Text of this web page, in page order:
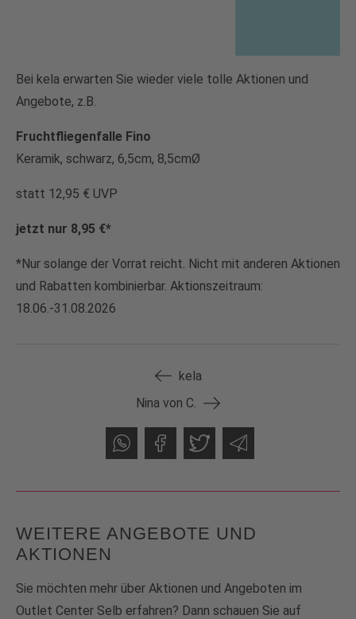
Bei kela erwarten Sie wieder viele tolle Aktionen und
Angebote, z.B.
Fruchtfliegenfalle Fino
Keramik, schwarz, 6,5cm, 8,5cmØ
statt 12,95 € UVP
jetzt nur 8,95 €*
*Nur solange der Vorrat reicht. Nicht mit anderen Aktionen
und Rabatten kombinierbar. Aktionszeitraum:
18.06.-31.08.2026
kela
Nina von C.
WEITERE ANGEBOTE UND
AKTIONEN
Sie möchten mehr über Aktionen und Angeboten im
Outlet Center Selb erfahren? Dann schauen Sie auf